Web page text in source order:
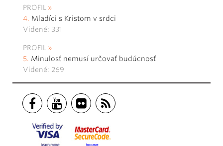
PROFIL
Mladíci s Kristom v srdci
Videné: 331
PROFIL
Minulosť nemusí určovať budúcnosť
Videné: 269